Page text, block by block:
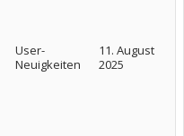
User-
Neuigkeiten
11. August
2025